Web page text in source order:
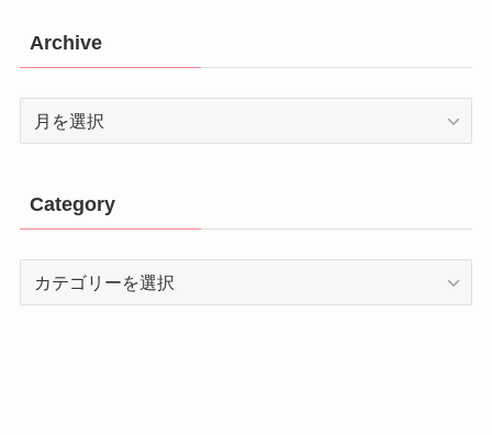
Archive
Archive
Category
Category